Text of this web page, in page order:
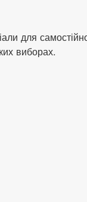
для
виборах.